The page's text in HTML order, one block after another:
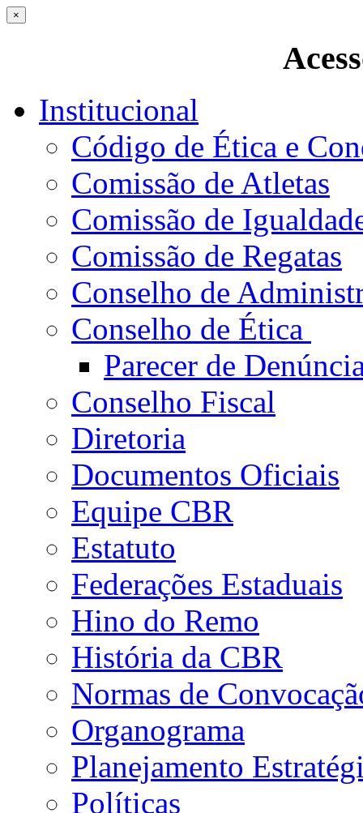
×
Institucional
Código de Ética e
Comissão de Atletas
Comissão de
Comissão de Regatas
Conselho de
Conselho de Ética
Parecer de
Conselho Fiscal
Diretoria
Documentos Oficiais
Equipe CBR
Estatuto
Federações Estaduais
Hino do Remo
História da CBR
Normas de
Organograma
Planejamento
Políticas